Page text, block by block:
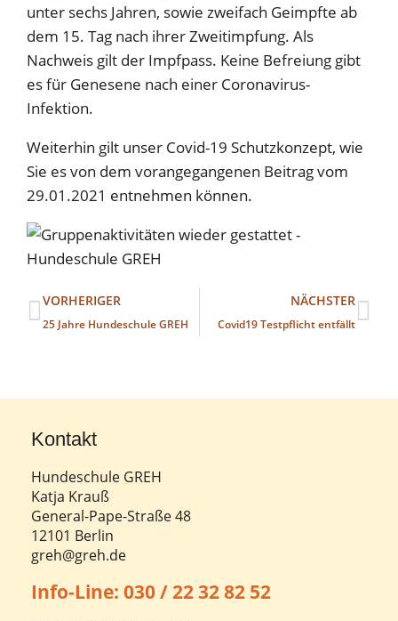
unter sechs Jahren, sowie zweifach Geimpfte ab
dem 15. Tag nach ihrer Zweitimpfung. Als
Nachweis gilt der Impfpass. Keine Befreiung gibt
es für Genesene nach einer Coronavirus-
Infektion.
Weiterhin gilt unser Covid-19 Schutzkonzept, wie
Sie es von dem vorangegangenen Beitrag vom
29.01.2021 entnehmen können.
VORHERIGER
25 Jahre Hundeschule GREH
NÄCHSTER
Covid19 Testpflicht entfällt
Kontakt
Hundeschule GREH
Katja Krauß
General-Pape-Straße 48
12101 Berlin
greh@greh.de
Info-Line: 030 / 22 32 82 52